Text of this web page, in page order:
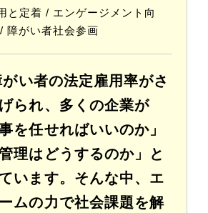
と定着 / エンゲージメント向
/ 障がい者社会参画
い者の法定雇用率がさ
られ、多くの企業が
を任せればいいのか」
理はどうするのか」と
います。そんな中、エ
ムの力で社会課題を解